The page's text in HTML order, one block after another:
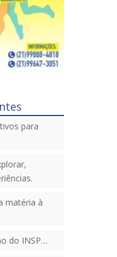
para
matéria à
do INSP…